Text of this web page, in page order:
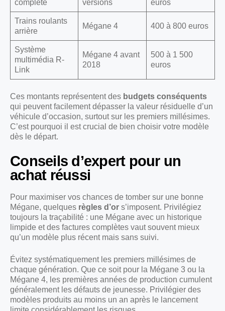
complète
versions
euros
Trains roulants
arrière
Mégane 4 400 à 800 euros
Système
multimédia R-
Link
Mégane 4 avant
2018
500 à 1 500
euros
Ces montants représentent des budgets conséquents
qui peuvent facilement dépasser la valeur résiduelle d’un
véhicule d’occasion, surtout sur les premiers millésimes.
C’est pourquoi il est crucial de bien choisir votre modèle
dès le départ.
Conseils d’expert pour un
achat réussi
Pour maximiser vos chances de tomber sur une bonne
Mégane, quelques règles d’or s’imposent. Privilégiez
toujours la traçabilité : une Mégane avec un historique
limpide et des factures complètes vaut souvent mieux
qu’un modèle plus récent mais sans suivi.
Évitez systématiquement les premiers millésimes de
chaque génération. Que ce soit pour la Mégane 3 ou la
Mégane 4, les premières années de production cumulent
généralement les défauts de jeunesse. Privilégier des
modèles produits au moins un an après le lancement